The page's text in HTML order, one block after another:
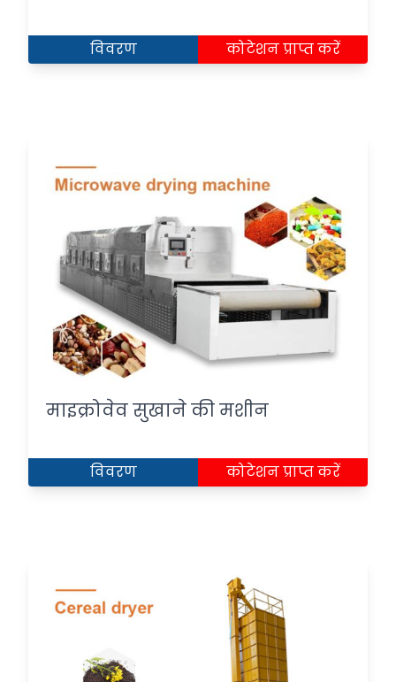
विवरण कोटेशन प्राप्त करें
माइक्रोवेव सुखाने की मशीन
विवरण कोटेशन प्राप्त करें